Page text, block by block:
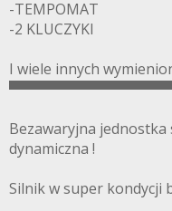
-TEMPOMAT
-2 KLUCZYKI
I wiele innych
Bezawaryjna
dynamiczna !
Silnik w super kondycji